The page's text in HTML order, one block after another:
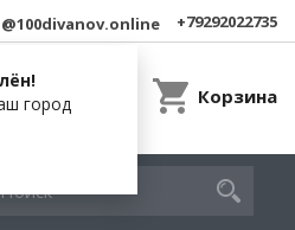
город
+79292022735
Корзина